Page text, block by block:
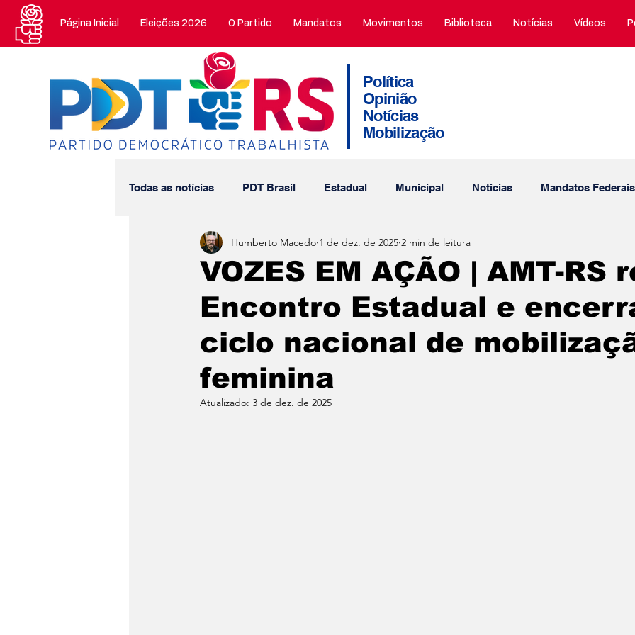
Página Inicial Eleições 2026 O Partido Mandatos Movimentos Biblioteca Notícias Vídeos
Política
Opinião
Notícias
Mobilização
Todas as notícias PDT Brasil Estadual Municipal Noticias Mandatos Federais
Mandatos Estaduais Mandatos Municipais Porto Alegre
Nossa História Artigos Interna Thiago Duarte
VOZES EM AÇÃO | AMT-RS
Encontro Estadual e
ciclo nacional de
feminina
Humberto Macedo 1 de dez. de 2025 2 min de leitura
Atualizado: 3 de dez. de 2025